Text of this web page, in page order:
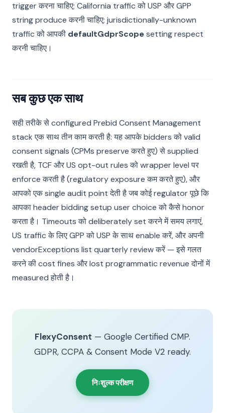
trigger करना चाहिए; California traffic को USP और GPP
string produce करनी चाहिए; jurisdictionally-unknown
traffic को आपकी defaultGdprScopesetting respect
करनी चाहिए।
सब कुछ एक साथ
सही तरीके से configured Prebid Consent Management
stack एक साथ तीन काम करती है: यह आपके bidders को valid
consent signals (CPMs preserve करते हुए) से supplied
रखती है, TCF और US opt-out rules को wrapper level पर
enforce करती है (regulatory exposure कम करते हुए), और
आपको एक single audit point देती है जब कोई regulator पूछे कि
आपका header bidding setup user choice को कैसे honor
करता है। Timeouts को deliberately set करने में समय लगाएं,
US traffic के लिए GPP को USP के साथ enable करें, और अपनी
vendorExceptions list quarterly review करें — इसे गलत
करने की cost fines और lost programmatic revenue दोनों में
measured होती है।
FlexyConsent — Google Certified CMP.
GDPR, CCPA & Consent Mode V2 ready.
निःशुल्क परीक्षण